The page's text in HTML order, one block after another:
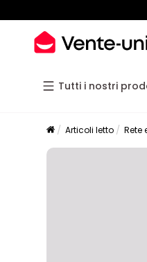
Tutti i nostri
Articoli letto Rete